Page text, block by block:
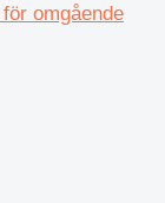
omgående